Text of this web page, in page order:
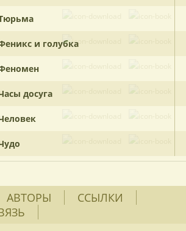
и голубка
досуга
АВТОРЫ
ССЫЛКИ